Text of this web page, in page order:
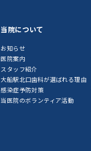
当院について
お知らせ
医院案内
スタッフ紹介
大船駅北口歯科が選ばれる理由
感染症予防対策
当医院のボランティア活動